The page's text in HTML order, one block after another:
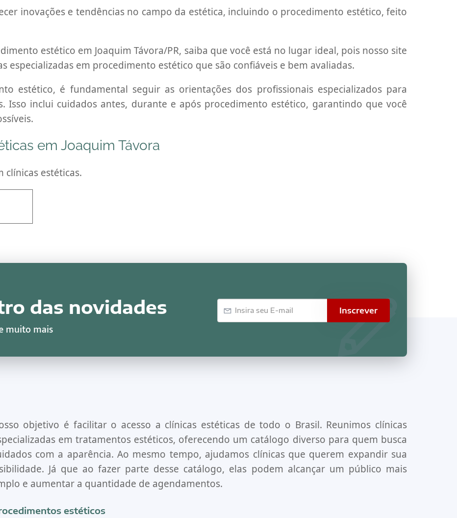
inovações e tendências no campo da estética, incluindo o procedimento estético, feito
estético em Joaquim Távora/PR, saiba que você está no lugar ideal, pois nosso site
especializadas em procedimento estético que são confiáveis e bem avaliadas.
estético, é fundamental seguir as orientações dos profissionais especializados para
Isso inclui cuidados antes, durante e após procedimento estético, garantindo que você
em Joaquim Távora
clínicas estéticas.
das novidades
muito mais
mail
Inscrever
objetivo é facilitar o acesso a clínicas estéticas de todo o Brasil. Reunimos clínicas
em tratamentos estéticos, oferecendo um catálogo diverso para quem busca
com a aparência. Ao mesmo tempo, ajudamos clínicas que querem expandir sua
Já que ao fazer parte desse catálogo, elas podem alcançar um público mais
e aumentar a quantidade de agendamentos.
estéticos